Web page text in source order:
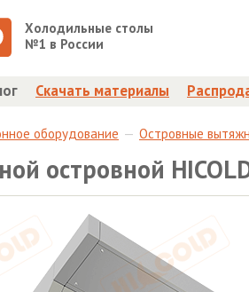
Холодильные столы
№1 в России
Скачать материалы
оборудование Островные
островной